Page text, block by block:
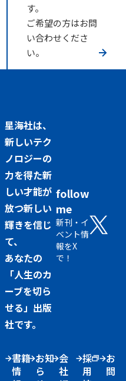
す。
ご希望の方はお問
い合わせくださ
い。
星海社は、
新しいテク
ノロジーの
力を得た新
しい才能が
放つ新しい
輝きを信じ
て、
あなたの
「人生のカ
ーブを切ら
せる」出版
社です。
follow
me
新刊・イ
ベント情
報をX
で！
書籍
情
お知
ら
会
社
採
用
お
問